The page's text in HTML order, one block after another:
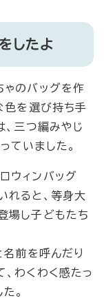
したよ
のバッグを作
色を選び持ち手
、三つ編みやじ
ていました。
ウィンバッグ
れると、等身大
場し子どもたち
名前を呼んだり
わくわく感たっ
。